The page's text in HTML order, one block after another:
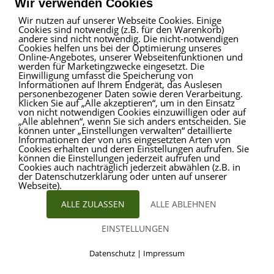
Möchten auch Sie Ihre Immobilie professionell vermarkten?
Dann kontaktieren Sie uns gerne! Wir stehen Ihnentäglich von
Montag bis Sonntag zwischen 6:00 und 22:00 Uhrpersönlich
zur Verfügung. Über200.000 aktive Interessentenwarten
bereits auf Ihr Angebot.
Bitte beachten Sie, dass das Exposé möglicherweise unter
Zuhilfenahme vonKünstlicher Intelligenz (KI)erstellt oder
überarbeitet wurde. Dabei wurden jedoch keine wesentlichen
Merkmale verändert.
Impressum|Haftungsausschluss|Datenschutz
ProVitare Commercial
GmbH
Bahnhofstraße 1
48301 Nottuln
Telefon02509 99 49 871
Mailinfo@provitare.de
Marketing & Design
Wir verwenden Cookies
Wir nutzen auf unserer Webseite Cookies. Einige
Cookies sind notwendig (z.B. für den Warenkorb)
andere sind nicht notwendig. Die nicht-notwendigen
Cookies helfen uns bei der Optimierung unseres
Online-Angebotes, unserer Webseitenfunktionen und
werden für Marketingzwecke eingesetzt. Die
Einwilligung umfasst die Speicherung von
Informationen auf Ihrem Endgerät, das Auslesen
personenbezogener Daten sowie deren Verarbeitung.
Klicken Sie auf „Alle akzeptieren“, um in den Einsatz
von nicht notwendigen Cookies einzuwilligen oder auf
„Alle ablehnen“, wenn Sie sich anders entscheiden. Sie
können unter „Einstellungen verwalten“ detaillierte
Informationen der von uns eingesetzten Arten von
Cookies erhalten und deren Einstellungen aufrufen. Sie
können die Einstellungen jederzeit aufrufen und
Cookies auch nachträglich jederzeit abwählen (z.B. in
der Datenschutzerklärung oder unten auf unserer
Webseite).
ALLE ZULASSEN ALLE ABLEHNEN
EINSTELLUNGEN
Datenschutz | Impressum